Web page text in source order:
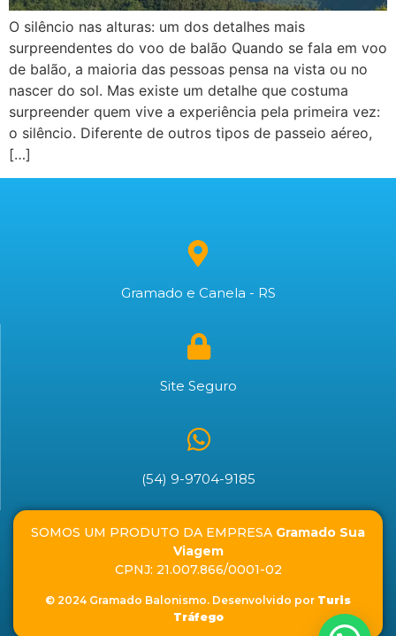
O silêncio nas alturas: um dos detalhes mais
surpreendentes do voo de balão Quando se fala em voo
de balão, a maioria das pessoas pensa na vista ou no
nascer do sol. Mas existe um detalhe que costuma
surpreender quem vive a experiência pela primeira vez:
o silêncio. Diferente de outros tipos de passeio aéreo,
[…]
Gramado e Canela - RS
Site Seguro
(54) 9-9704-9185
SOMOS UM PRODUTO DA EMPRESA Gramado Sua
Viagem
CPNJ: 21.007.866/0001-02
© 2024 Gramado Balonismo. Desenvolvido por Turis
Tráfego